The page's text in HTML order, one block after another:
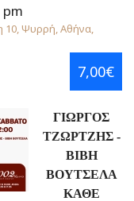
pm
10, Ψυρρή, Αθήνα,
7,00€
ΓΙΩΡΓΟΣ
ΤΖΩΡΤΖΗΣ -
ΒΙΒΗ
ΒΟΥΤΣΕΛΑ
ΚΑΘΕ